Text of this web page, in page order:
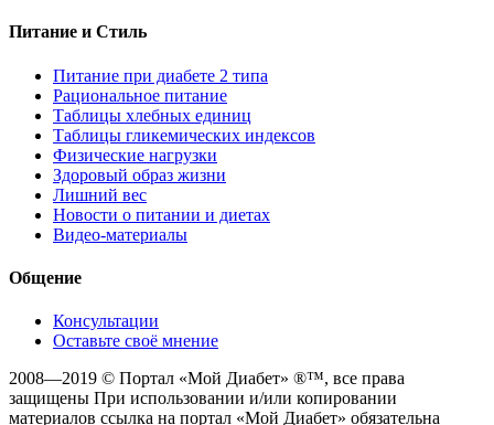
Питание и Стиль
Питание при диабете 2 типа
Рациональное питание
Таблицы хлебных единиц
Таблицы гликемических индексов
Физические нагрузки
Здоровый образ жизни
Лишний вес
Новости о питании и диетах
Видео-материалы
Общение
Консультации
Оставьте своё мнение
2008—2019 © Портал «Мой Диабет» ®™, все права
защищены При использовании и/или копировании
материалов ссылка на портал «Мой Диабет» обязательна